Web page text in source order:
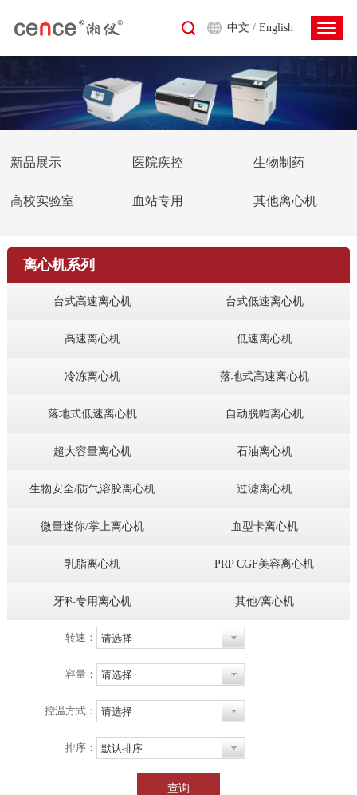
中文 /English
新品展示 医院疾控 生物制药
高校实验室 血站专用 其他离心机
离心机系列
台式高速离心机 台式低速离心机
高速离心机 低速离心机
冷冻离心机 落地式高速离心机
落地式低速离心机 自动脱帽离心机
超大容量离心机 石油离心机
生物安全/防气溶胶离心机 过滤离心机
微量迷你/掌上离心机 血型卡离心机
乳脂离心机 PRP CGF美容离心机
牙科专用离心机 其他/离心机
转速： 请选择
容量： 请选择
控温方式： 请选择
排序： 默认排序
查询